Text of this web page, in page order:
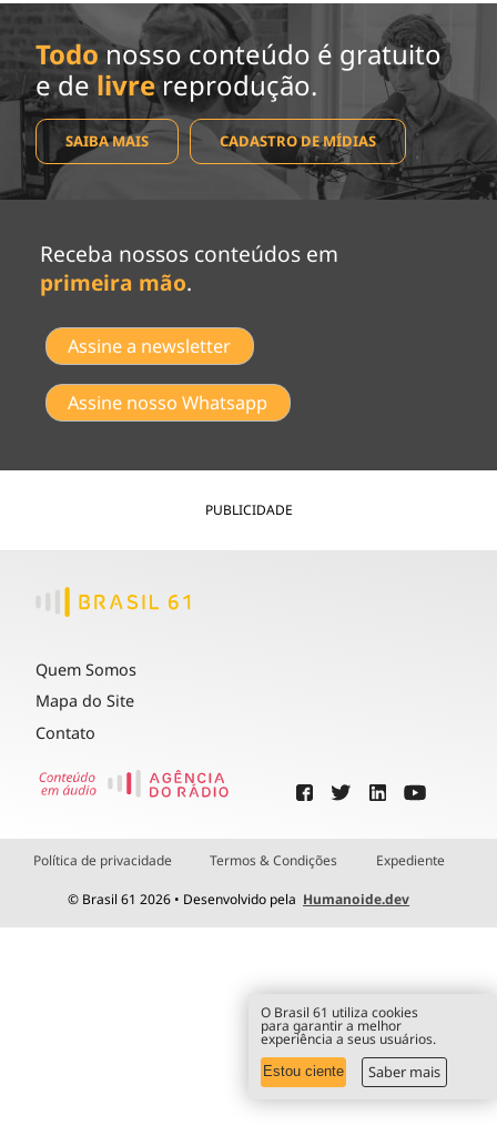
Todo nosso conteúdo é gratuito
e de livrereprodução.
SAIBA MAIS CADASTRO DE MÍDIAS
Receba nossos conteúdos em
primeira mão.
Assine a newsletter
Assine nosso Whatsapp
PUBLICIDADE
Quem Somos
Mapa do Site
Contato
Política de privacidade Termos & Condições Expediente
© Brasil 61 2026 • Desenvolvido pela Humanoide.dev
O Brasil 61 utiliza cookies
para garantir a melhor
experiência a seus usuários.
Estou ciente Saber mais